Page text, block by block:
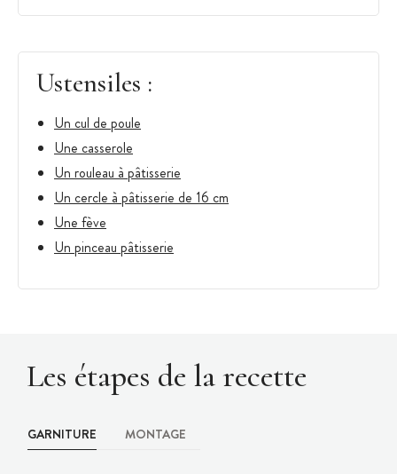
Ustensiles :
Un cul de poule
Une casserole
Un rouleau à pâtisserie
Un cercle à pâtisserie de 16 cm
Une fève
Un pinceau pâtisserie
Les étapes de la recette
GARNITURE MONTAGE